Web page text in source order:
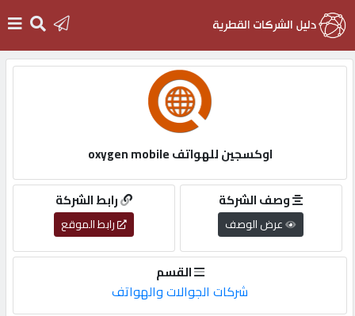
التسجيل
English
اوكسجين للهواتف oxygen mobile
رابط الشركة
رابط الموقع
وصف الشركة
عرض الوصف
القسم
شركات الجوالات والهواتف